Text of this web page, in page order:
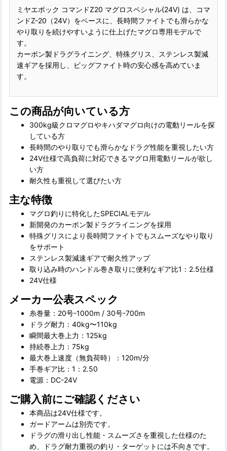
ミヤエポック コマンドZ20 マグロスペシャル(24V) は、コマ
ンドZ-20（24V）をベースに、長時間ファイトでも滑らかな
やり取りを続けやすいように仕上げたマグロ専用モデルで
す。
カーボン製ドラグライニング、特殊グリス、ステンレス製減
速ギアを採用し、ビッグファイト時の安心感を高めていま
す。
この商品が向いている方
300kg級クロマグロやキハダマグロ向けの電動リールを探
している方
長時間のやり取りでも滑らかなドラグ性能を重視したい方
24V仕様で高負荷に対応できるマグロ用電動リールが欲し
い方
耐久性も重視して選びたい方
主な特徴
マグロ釣りに特化したSPECIALモデル
新開発のカーボン製ドラグライニングを採用
特殊グリスにより長時間ファイトでもスムーズなやり取り
をサポート
ステンレス製減速ギアで耐久性アップ
取り込み時のハンドル巻き取りに便利なギア比1：2.5仕様
24V仕様
メーカー公表スペック
糸巻量：20号-1000m / 30号-700m
ドラグ耐力：40kg〜110kg
瞬間最大巻上力：125kg
持続巻上力：75kg
最大巻上速度（無負荷時）：120m/分
手巻ギア比：1：2.50
電源：DC-24V
ご購入前にご確認ください
本商品は24V仕様です。
ガードアームは別売です。
ドラグの滑り出し性能・スムーズさを重視した仕様のた
め、ドラグ耐力重視の釣り・ターゲットには不向きです。